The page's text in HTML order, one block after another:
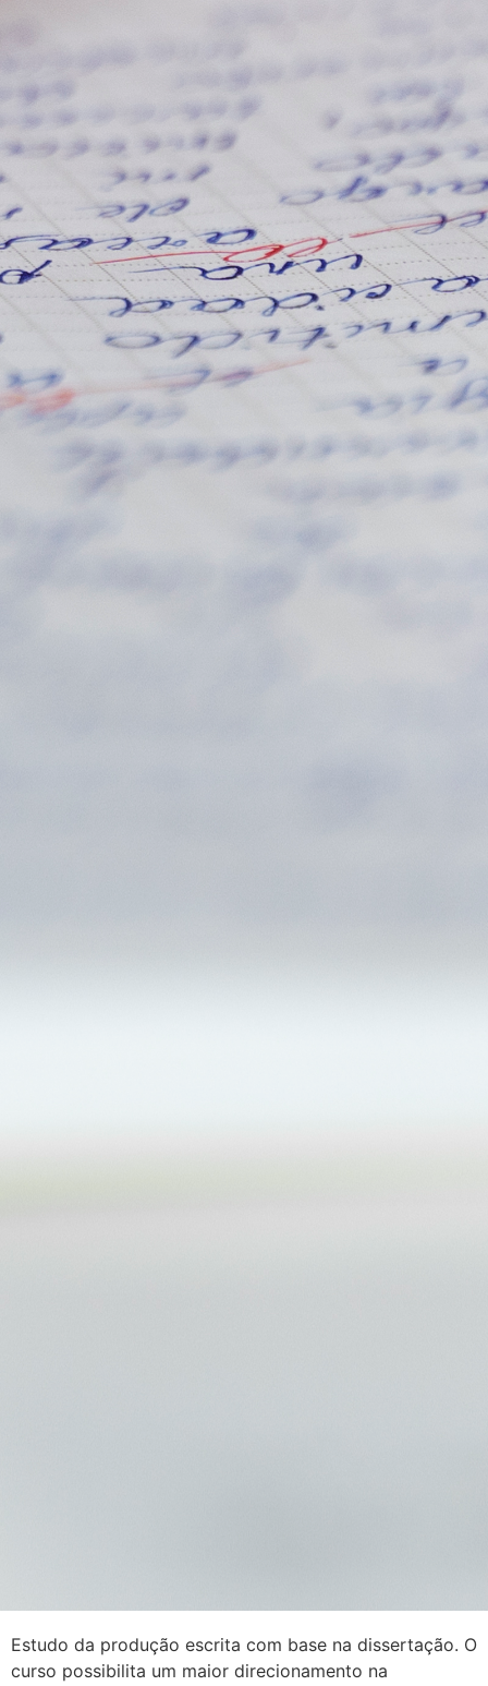
Estudo da produção escrita com base na dissertação. O
curso possibilita um maior direcionamento na